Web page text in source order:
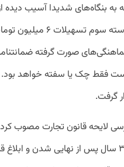
میلیون تومان پرداخت
صورت گرفته
تومان است فقط چک یا سفته
گرفت.
در مدت ۳ سال پس از نهایی شدن و